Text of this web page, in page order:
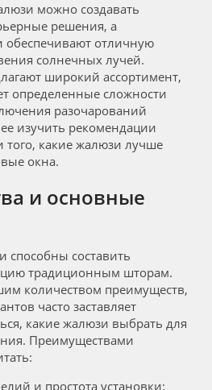
можно создавать
решения, а
обеспечивают отличную
солнечных лучей.
широкий ассортимент,
определенные сложности
разочарований
изучить рекомендации
того, какие жалюзи лучше
окна.
и основные
составить
традиционным шторам.
количеством преимуществ,
часто заставляет
какие жалюзи выбрать для
Преимуществами
и простота установки;